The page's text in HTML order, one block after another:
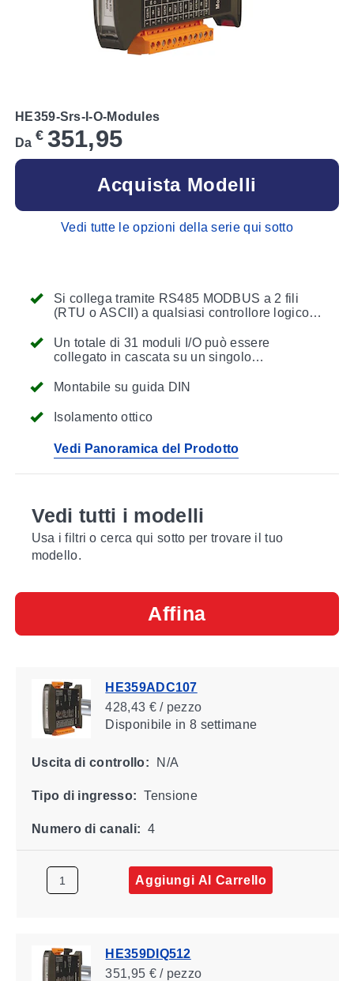
Si collega tramite RS485 MODBUS a 2 fili
(RTU o ASCII) a qualsiasi controllore logico
Un totale di 31 moduli I/O può essere
collegato in cascata su un singolo
Montabile su guida DIN
Isolamento ottico
Vedi Panoramica del Prodotto
HE359-Srs-I-O-Modules
Da € 351,95
Acquista Modelli
Vedi tutte le opzioni della serie qui sotto
Vedi tutti i modelli
Usa i filtri o cerca qui sotto per trovare il tuo
modello.
Affina
HE359ADC107
428,43 € / pezzo
Disponibile in 8 settimane
Uscita di controllo: N/A
Tipo di ingresso: Tensione
Numero di canali: 4
Aggiungi Al Carrello
HE359DIQ512
351,95 € / pezzo